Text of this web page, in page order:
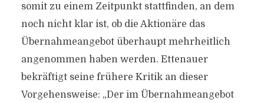
somit zu einem Zeitpunkt stattfinden, an dem
noch nicht klar ist, ob die Aktionäre das
Übernahmeangebot überhaupt mehrheitlich
angenommen haben werden. Ettenauer
bekräftigt seine frühere Kritik an dieser
Vorgehensweise: „Der im Übernahmeangebot